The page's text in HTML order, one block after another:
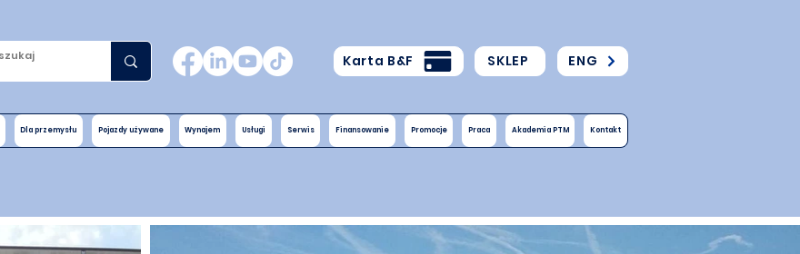
SKLEP ENG
Karta B&F
Dla przemysłu Pojazdy używane Wynajem Usługi Serwis Finansowanie Promocje Praca Akademia PTM Kontakt